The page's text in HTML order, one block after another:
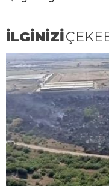
İLGİNİZİ